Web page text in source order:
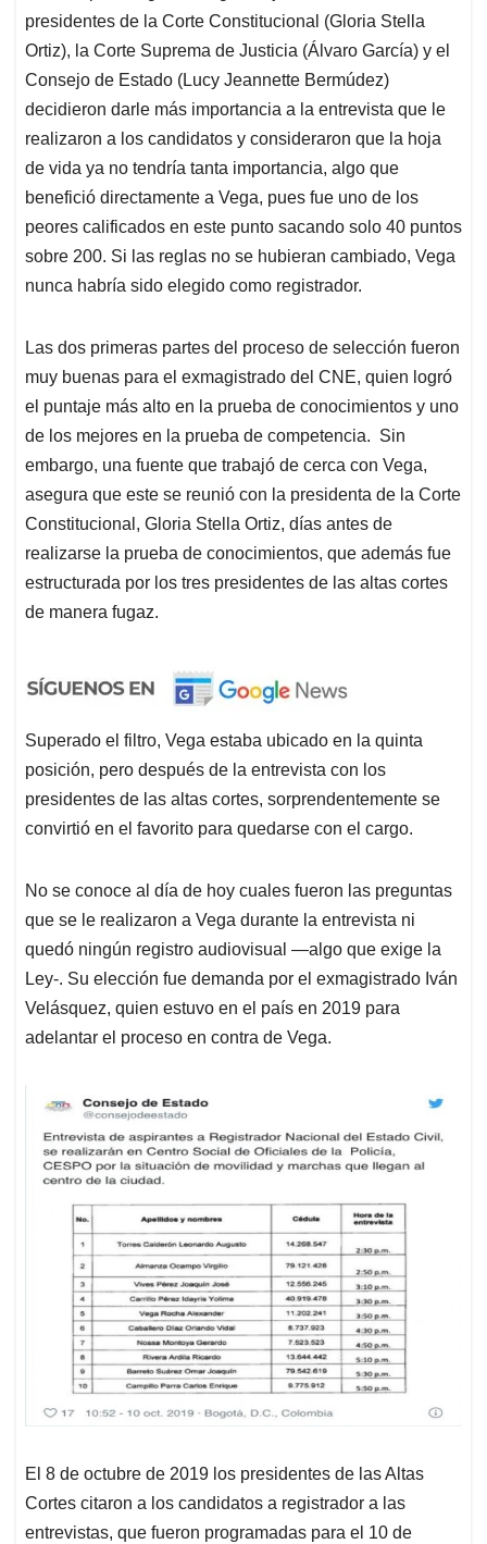
presidentes de la Corte Constitucional (Gloria Stella
Ortiz), la Corte Suprema de Justicia (Álvaro García) y el
Consejo de Estado (Lucy Jeannette Bermúdez)
decidieron darle más importancia a la entrevista que le
realizaron a los candidatos y consideraron que la hoja
de vida ya no tendría tanta importancia, algo que
benefició directamente a Vega, pues fue uno de los
peores calificados en este punto sacando solo 40 puntos
sobre 200. Si las reglas no se hubieran cambiado, Vega
nunca habría sido elegido como registrador.
Las dos primeras partes del proceso de selección fueron
muy buenas para el exmagistrado del CNE, quien logró
el puntaje más alto en la prueba de conocimientos y uno
de los mejores en la prueba de competencia. Sin
embargo, una fuente que trabajó de cerca con Vega,
asegura que este se reunió con la presidenta de la Corte
Constitucional, Gloria Stella Ortiz, días antes de
realizarse la prueba de conocimientos, que además fue
estructurada por los tres presidentes de las altas cortes
de manera fugaz.
Superado el filtro, Vega estaba ubicado en la quinta
posición, pero después de la entrevista con los
presidentes de las altas cortes, sorprendentemente se
convirtió en el favorito para quedarse con el cargo.
No se conoce al día de hoy cuales fueron las preguntas
que se le realizaron a Vega durante la entrevista ni
quedó ningún registro audiovisual —algo que exige la
Ley-. Su elección fue demanda por el exmagistrado Iván
Velásquez, quien estuvo en el país en 2019 para
adelantar el proceso en contra de Vega.
El 8 de octubre de 2019 los presidentes de las Altas
Cortes citaron a los candidatos a registrador a las
entrevistas, que fueron programadas para el 10 de